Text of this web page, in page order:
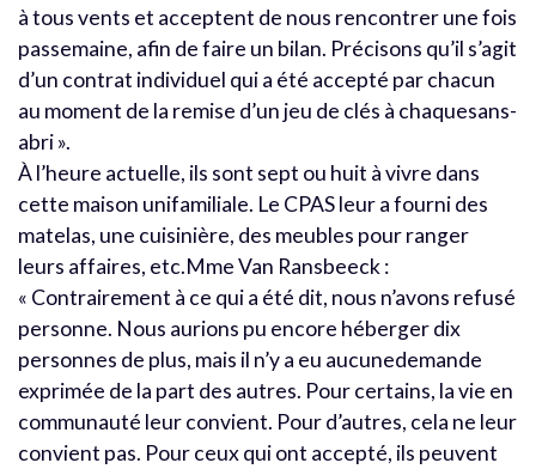
à tous vents et acceptent de nous rencontrer une fois
passemaine, afin de faire un bilan. Précisons qu’il s’agit
d’un contrat individuel qui a été accepté par chacun
au moment de la remise d’un jeu de clés à chaquesans-
abri ».
À l’heure actuelle, ils sont sept ou huit à vivre dans
cette maison unifamiliale. Le CPAS leur a fourni des
matelas, une cuisinière, des meubles pour ranger
leurs affaires, etc.Mme Van Ransbeeck :
« Contrairement à ce qui a été dit, nous n’avons refusé
personne. Nous aurions pu encore héberger dix
personnes de plus, mais il n’y a eu aucunedemande
exprimée de la part des autres. Pour certains, la vie en
communauté leur convient. Pour d’autres, cela ne leur
convient pas. Pour ceux qui ont accepté, ils peuvent